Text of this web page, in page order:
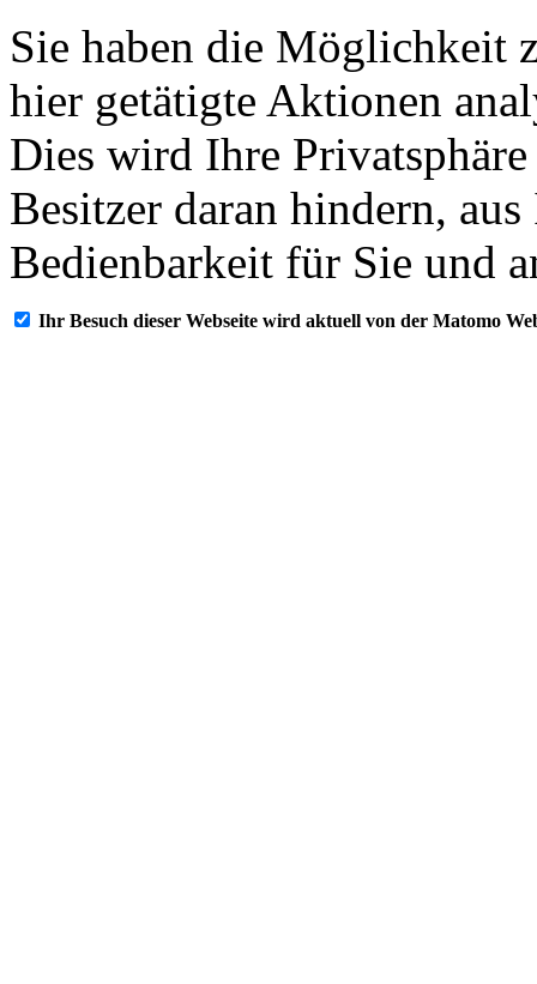
Sie haben die Möglichkeit
hier getätigte Aktionen
Dies wird Ihre
Besitzer daran hindern,
Bedienbarkeit für Sie und
Ihr Besuch dieser Webseite wird aktuell von der Matomo